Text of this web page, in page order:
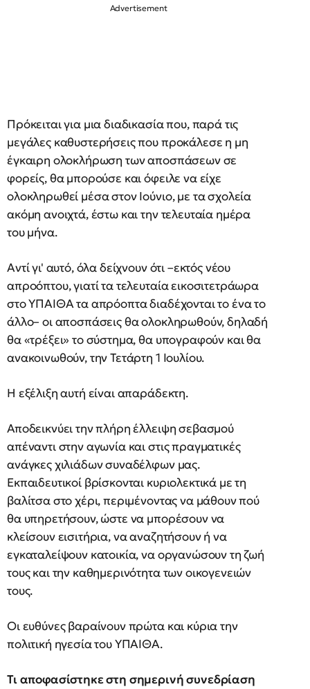
Πρόκειται για μια διαδικασία που, παρά τις
μεγάλες καθυστερήσεις που προκάλεσε η μη
έγκαιρη ολοκλήρωση των αποσπάσεων σε
φορείς, θα μπορούσε και όφειλε να είχε
ολοκληρωθεί μέσα στον Ιούνιο, με τα σχολεία
ακόμη ανοιχτά, έστω και την τελευταία ημέρα
του μήνα.
Αντί γι' αυτό, όλα δείχνουν ότι –εκτός νέου
απροόπτου, γιατί τα τελευταία εικοσιτετράωρα
στο ΥΠΑΙΘΑ τα απρόοπτα διαδέχονται το ένα το
άλλο– οι αποσπάσεις θα ολοκληρωθούν, δηλαδή
θα «τρέξει» το σύστημα, θα υπογραφούν και θα
ανακοινωθούν, την Τετάρτη 1 Ιουλίου.
Η εξέλιξη αυτή είναι απαράδεκτη.
Αποδεικνύει την πλήρη έλλειψη σεβασμού
απέναντι στην αγωνία και στις πραγματικές
ανάγκες χιλιάδων συναδέλφων μας.
Εκπαιδευτικοί βρίσκονται κυριολεκτικά με τη
βαλίτσα στο χέρι, περιμένοντας να μάθουν πού
θα υπηρετήσουν, ώστε να μπορέσουν να
κλείσουν εισιτήρια, να αναζητήσουν ή να
εγκαταλείψουν κατοικία, να οργανώσουν τη ζωή
τους και την καθημερινότητα των οικογενειών
τους.
Οι ευθύνες βαραίνουν πρώτα και κύρια την
πολιτική ηγεσία του ΥΠΑΙΘΑ.
Τι αποφασίστηκε στη σημερινή συνεδρίαση